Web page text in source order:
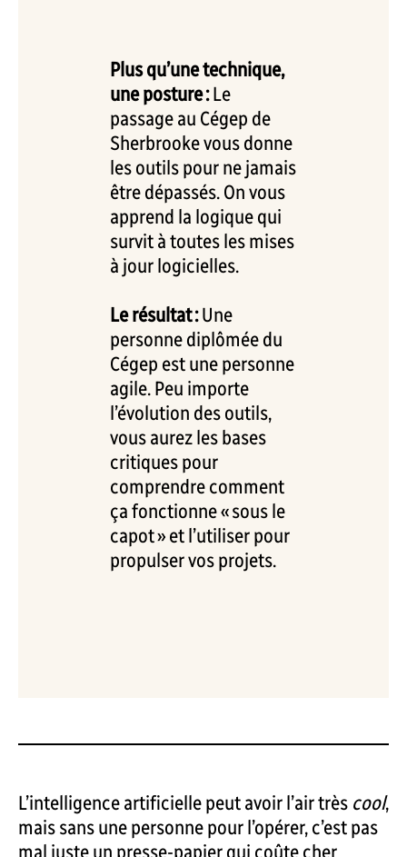
Plus qu’une technique,
une posture :Le
passage au Cégep de
Sherbrooke vous donne
les outils pour ne jamais
être dépassés. On vous
apprend la logique qui
survit à toutes les mises
à jour logicielles.
Le résultat :Une
personne diplômée du
Cégep est une personne
agile. Peu importe
l’évolution des outils,
vous aurez les bases
critiques pour
comprendre comment
ça fonctionne « sous le
capot » et l’utiliser pour
propulser vos projets.
L’intelligence artificielle peut avoir l’air très cool,
mais sans une personne pour l’opérer, c’est pas
mal juste un presse-papier qui coûte cher